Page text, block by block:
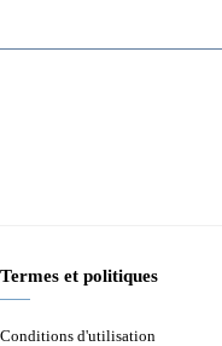
Termes et politiques
Conditions d'utilisation